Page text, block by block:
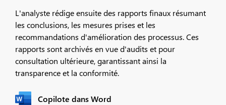
L'analyste rédige ensuite des rapports finaux résumant
les conclusions, les mesures prises et les
recommandations d'amélioration des processus. Ces
rapports sont archivés en vue d'audits et pour
consultation ultérieure, garantissant ainsi la
transparence et la conformité.
Copilote dans Word